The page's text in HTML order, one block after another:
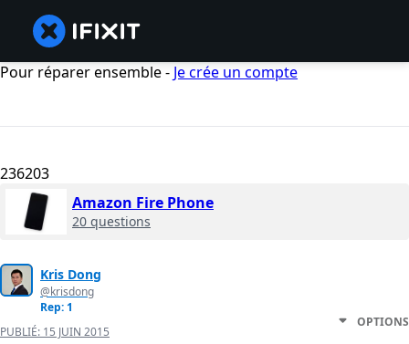
Pour réparer ensemble - Je crée un compte
236203
Amazon Fire Phone
20 questions
Kris Dong
@krisdong
Rep: 1
PUBLIÉ: 15 JUIN 2015
OPTIONS